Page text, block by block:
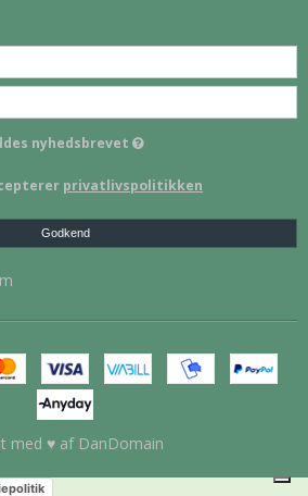
nyhedsbrevet
privatlivspolitikken
Godkend
med ♥ af DanDomain